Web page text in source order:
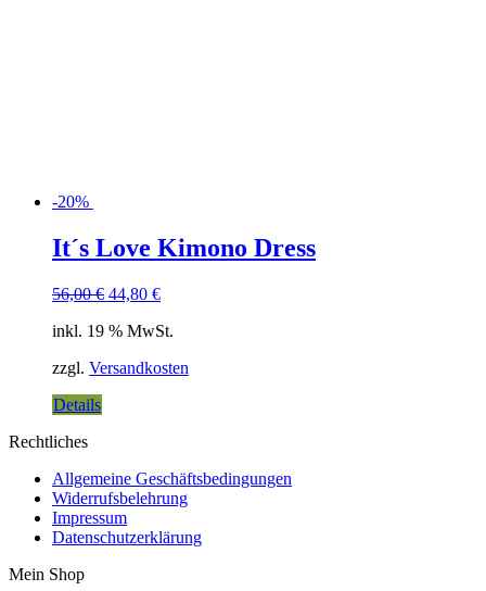
-20%
It´s Love Kimono Dress
56,00€ 44,80 €
inkl. 19 % MwSt.
zzgl. Versandkosten
Details
Rechtliches
Allgemeine Geschäftsbedingungen
Widerrufsbelehrung
Impressum
Datenschutzerklärung
Mein Shop